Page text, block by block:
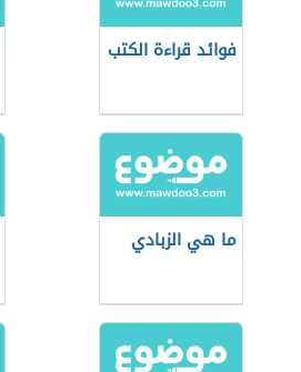
فوائد قراءة الكتب
ما هي الزبادي